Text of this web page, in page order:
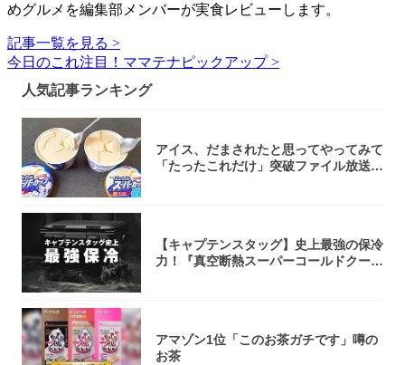
めグルメを編集部メンバーが実食レビューします。
記事一覧を見る >
今日のこれ注目！ママテナピックアップ >
人気記事ランキング
アイス、だまされたと思ってやってみて
「たったこれだけ」突破ファイル放送で
【キャプテンスタッグ】史上最強の保冷
力！『真空断熱スーパーコールドクーラ
アマゾン1位「このお茶ガチです」噂の
お茶